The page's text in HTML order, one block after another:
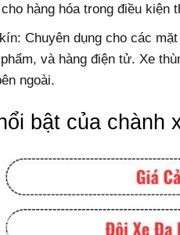
hàng hóa trong điều kiện
Chuyên dụng cho các
và hàng điện tử. Xe
ngoài.
bật của chành